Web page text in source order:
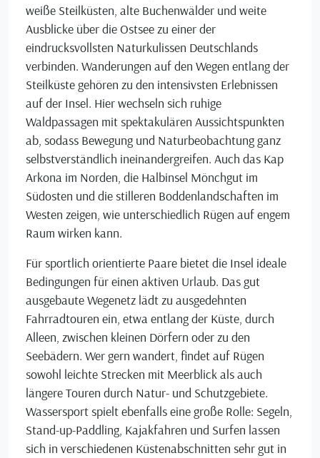
weiße Steilküsten, alte Buchenwälder und weite
Ausblicke über die Ostsee zu einer der
eindrucksvollsten Naturkulissen Deutschlands
verbinden. Wanderungen auf den Wegen entlang der
Steilküste gehören zu den intensivsten Erlebnissen
auf der Insel. Hier wechseln sich ruhige
Waldpassagen mit spektakulären Aussichtspunkten
ab, sodass Bewegung und Naturbeobachtung ganz
selbstverständlich ineinandergreifen. Auch das Kap
Arkona im Norden, die Halbinsel Mönchgut im
Südosten und die stilleren Boddenlandschaften im
Westen zeigen, wie unterschiedlich Rügen auf engem
Raum wirken kann.
Für sportlich orientierte Paare bietet die Insel ideale
Bedingungen für einen aktiven Urlaub. Das gut
ausgebaute Wegenetz lädt zu ausgedehnten
Fahrradtouren ein, etwa entlang der Küste, durch
Alleen, zwischen kleinen Dörfern oder zu den
Seebädern. Wer gern wandert, findet auf Rügen
sowohl leichte Strecken mit Meerblick als auch
längere Touren durch Natur- und Schutzgebiete.
Wassersport spielt ebenfalls eine große Rolle: Segeln,
Stand-up-Paddling, Kajakfahren und Surfen lassen
sich in verschiedenen Küstenabschnitten sehr gut in